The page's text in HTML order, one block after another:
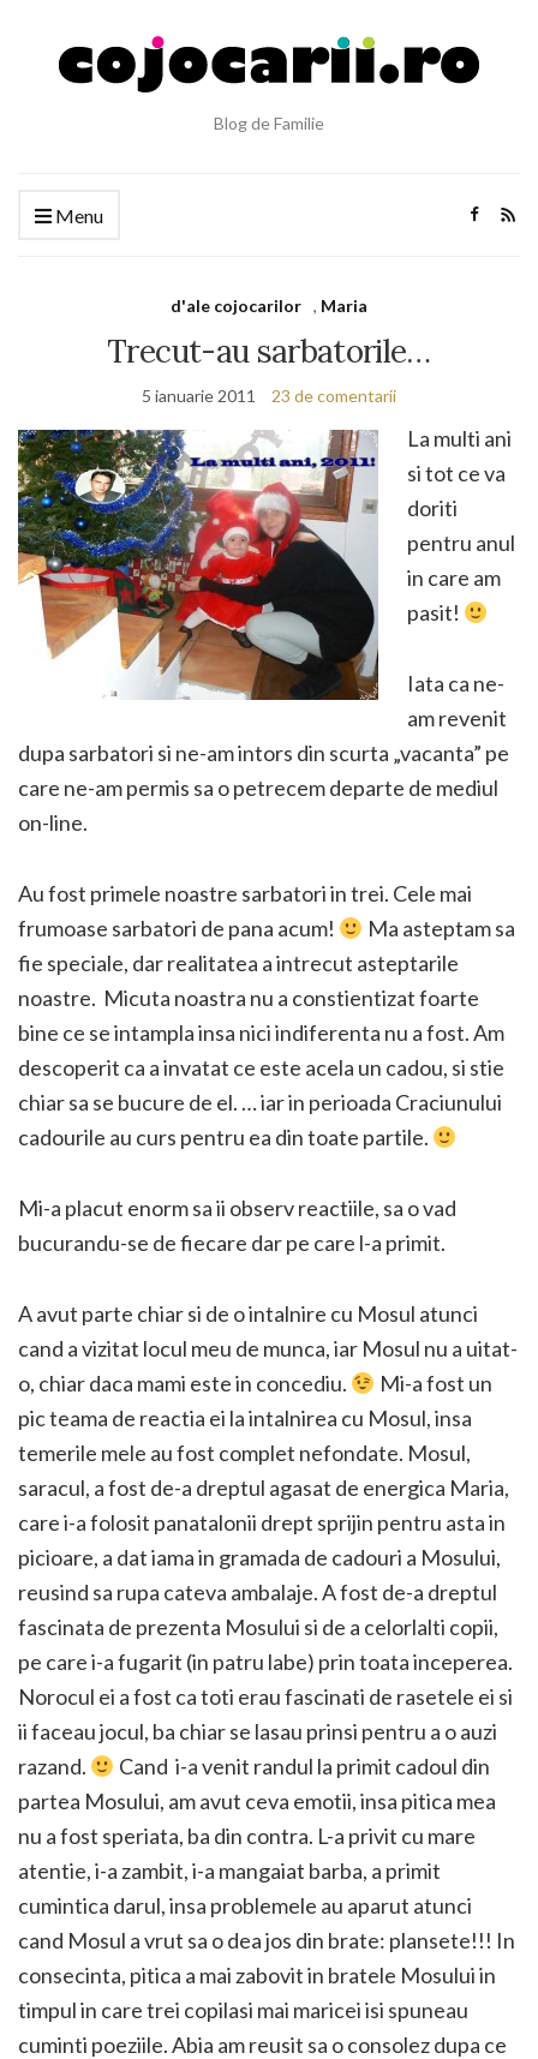
Blog de Familie
Menu
d'ale cojocarilor , Maria
Trecut-au sarbatorile…
5 ianuarie 2011 23 de comentarii
La multi ani
si tot ce va
doriti
pentru anul
in care am
pasit!
Iata ca ne-
am revenit
dupa sarbatori si ne-am intors din scurta „vacanta” pe
care ne-am permis sa o petrecem departe de mediul
on-line.
Au fost primele noastre sarbatori in trei. Cele mai
frumoase sarbatori de pana acum!
Ma asteptam sa
fie speciale, dar realitatea a intrecut asteptarile
noastre. Micuta noastra nu a constientizat foarte
bine ce se intampla insa nici indiferenta nu a fost. Am
descoperit ca a invatat ce este acela un cadou, si stie
chiar sa se bucure de el. … iar in perioada Craciunului
cadourile au curs pentru ea din toate partile.
Mi-a placut enorm sa ii observ reactiile, sa o vad
bucurandu-se de fiecare dar pe care l-a primit.
A avut parte chiar si de o intalnire cu Mosul atunci
cand a vizitat locul meu de munca, iar Mosul nu a uitat-
o, chiar daca mami este in concediu.
Mi-a fost un
pic teama de reactia ei la intalnirea cu Mosul, insa
temerile mele au fost complet nefondate. Mosul,
saracul, a fost de-a dreptul agasat de energica Maria,
care i-a folosit panatalonii drept sprijin pentru asta in
picioare, a dat iama in gramada de cadouri a Mosului,
reusind sa rupa cateva ambalaje. A fost de-a dreptul
fascinata de prezenta Mosului si de a celorlalti copii,
pe care i-a fugarit (in patru labe) prin toata inceperea.
Norocul ei a fost ca toti erau fascinati de rasetele ei si
ii faceau jocul, ba chiar se lasau prinsi pentru a o auzi
razand.
Cand i-a venit randul la primit cadoul din
partea Mosului, am avut ceva emotii, insa pitica mea
nu a fost speriata, ba din contra. L-a privit cu mare
atentie, i-a zambit, i-a mangaiat barba, a primit
cumintica darul, insa problemele au aparut atunci
cand Mosul a vrut sa o dea jos din brate: plansete!!! In
consecinta, pitica a mai zabovit in bratele Mosului in
timpul in care trei copilasi mai maricei isi spuneau
cuminti poeziile. Abia am reusit sa o consolez dupa ce